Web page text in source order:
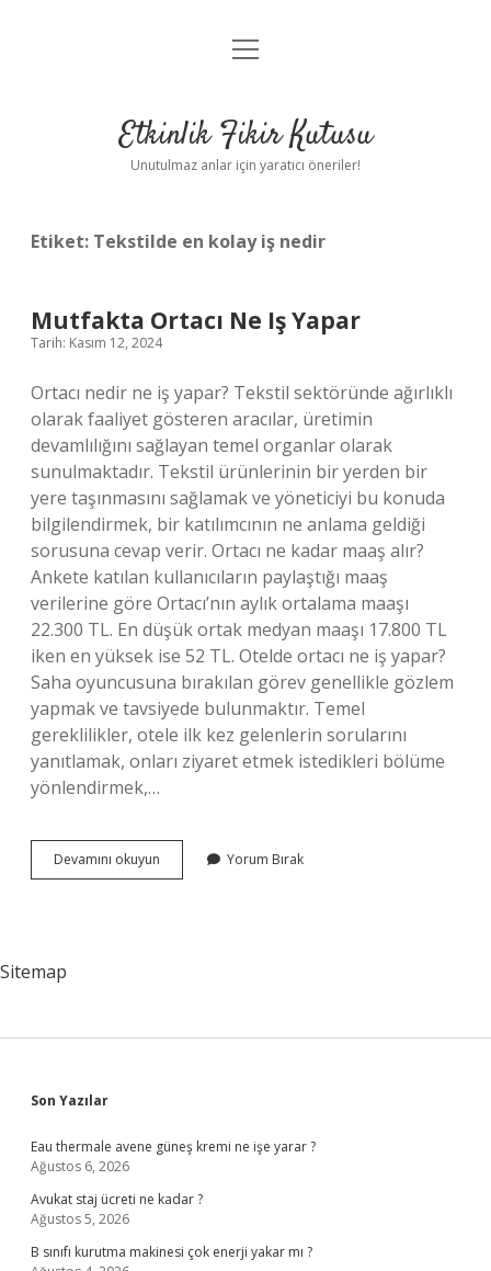
Anasayfa
Yasal Uyarı
menüyü
Etkinlik Fikir Kutusu
Unutulmaz anlar için yaratıcı öneriler!
Etiket: Tekstilde en kolay iş nedir
Mutfakta Ortacı Ne Iş Yapar
Tarih: Kasım 12, 2024
Ortacı nedir ne iş yapar? Tekstil sektöründe ağırlıklı
olarak faaliyet gösteren aracılar, üretimin
devamlılığını sağlayan temel organlar olarak
sunulmaktadır. Tekstil ürünlerinin bir yerden bir
yere taşınmasını sağlamak ve yöneticiyi bu konuda
bilgilendirmek, bir katılımcının ne anlama geldiği
sorusuna cevap verir. Ortacı ne kadar maaş alır?
Ankete katılan kullanıcıların paylaştığı maaş
verilerine göre Ortacı’nın aylık ortalama maaşı
22.300 TL. En düşük ortak medyan maaşı 17.800 TL
iken en yüksek ise 52 TL. Otelde ortacı ne iş yapar?
Saha oyuncusuna bırakılan görev genellikle gözlem
yapmak ve tavsiyede bulunmaktır. Temel
gereklilikler, otele ilk kez gelenlerin sorularını
yanıtlamak, onları ziyaret etmek istedikleri bölüme
yönlendirmek,…
Devamını okuyun Mutfakta
Ortacı
Yorum Bırak
Sitemap
Sidebar
Son Yazılar
Eau thermale avene güneş kremi ne işe yarar ?
Ağustos 6, 2026
Avukat staj ücreti ne kadar ?
Ağustos 5, 2026
B sınıfı kurutma makinesi çok enerji yakar mı ?